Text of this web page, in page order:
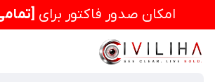
امكان صدور فاکتور برای